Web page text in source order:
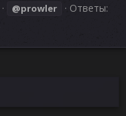
@prowler
Ответы: